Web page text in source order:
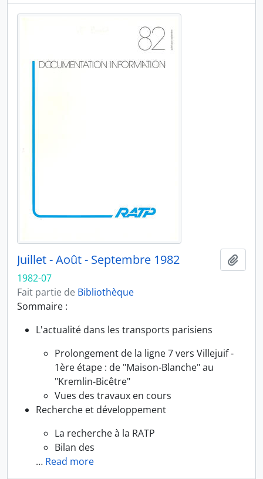
Juillet - Août - Septembre 1982
1982-07
Fait partie de Bibliothèque
Sommaire :
L'actualité dans les transports parisiens
Prolongement de la ligne 7 vers Villejuif -
1ère étape : de "Maison-Blanche" au
"Kremlin-Bicêtre"
Vues des travaux en cours
Recherche et développement
La recherche à la RATP
Bilan des
… Read more